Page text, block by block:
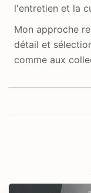
l'entretien et la
Mon approche
détail et
comme aux